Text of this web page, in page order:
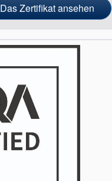
Das Zertifikat ansehen